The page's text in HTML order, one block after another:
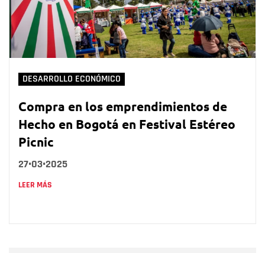
DESARROLLO ECONÓMICO
Compra en los emprendimientos de
Hecho en Bogotá en Festival Estéreo
Picnic
27•03•2025
LEER MÁS